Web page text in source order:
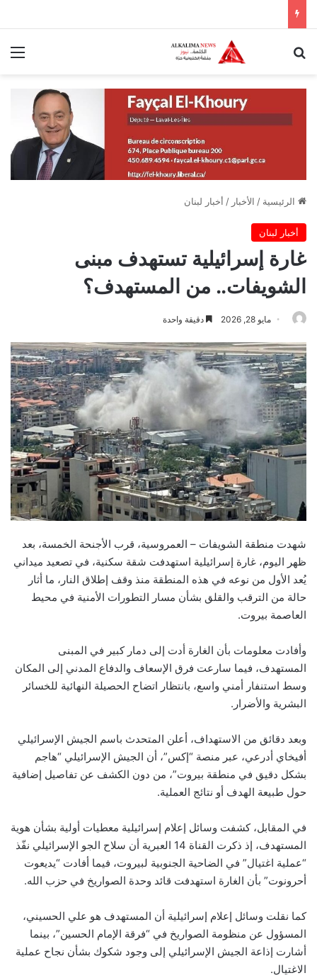
الرئيسية / الأخبار / أخبار لبنان
أخبار لبنان
غارة إسرائيلية تستهدف مبنى
الشويفات.. من المستهدف؟
مايو 28, 2026 دقيقة واحدة
شهدت منطقة الشويفات – العمروسية، قرب الأجنحة الخمسة، بعد
ظهر اليوم، غارة إسرائيلية استهدفت شقة سكنية، في تصعيد ميداني
يُعد الأول من نوعه في هذه المنطقة منذ وقف إطلاق النار، ما أثار
حالة من الترقب والقلق بشأن مسار التطورات الأمنية في محيط
العاصمة بيروت.
وأفادت معلومات بأن الغارة أدت إلى دمار كبير في المبنى
المستهدف، فيما سارعت فرق الإسعاف والدفاع المدني إلى المكان
وسط استنفار أمني واسع، بانتظار اتضاح الحصيلة النهائية للخسائر
البشرية والأضرار.
وبعد دقائق من الاستهداف، أعلن المتحدث باسم الجيش الإسرائيلي
أفيخاي أدرعي، عبر منصة “إكس”، أن الجيش الإسرائيلي “هاجم
بشكل دقيق في منطقة بيروت”، من دون الكشف عن تفاصيل إضافية
حول طبيعة الهدف أو نتائج العملية.
في المقابل، كشفت وسائل إعلام إسرائيلية معطيات أولية بشأن هوية
المستهدف، إذ ذكرت القناة 14 العبرية أن سلاح الجو الإسرائيلي نفّذ
“عملية اغتيال” في الضاحية الجنوبية لبيروت، فيما أفادت “يديعوت
أحرونوت” بأن الغارة استهدفت قائد وحدة الصواريخ في حزب الله.
كما نقلت وسائل إعلام إسرائيلية أن المستهدف هو علي الحسيني،
المسؤول عن منظومة الصواريخ في “فرقة الإمام الحسين”، بينما
أشارت إذاعة الجيش الإسرائيلي إلى وجود شكوك بشأن نجاح عملية
الاغتيال.